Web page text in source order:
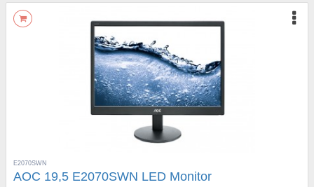
E2070SWN
AOC 19,5 E2070SWN LED Monitor